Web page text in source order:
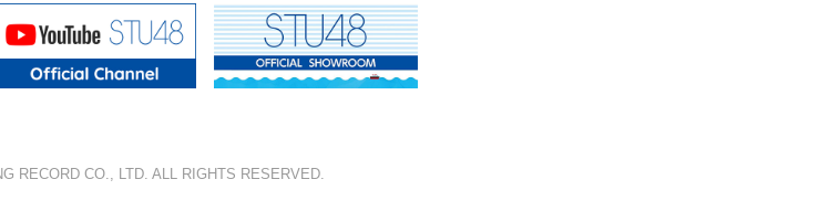
RECORD CO., LTD. ALL RIGHTS RESERVED.